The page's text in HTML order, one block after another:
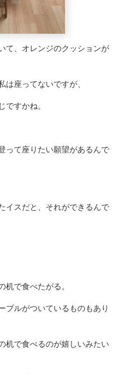
て、オレンジのクッションが
は座ってないですが、
ですかね。
って座りたい願望があるんで
イスだと、それができるんで
机で食べたがる。
ブルがついているものもあり
机で食べるのが嬉しいみたい